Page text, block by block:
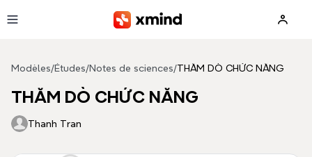
Modèles/Études/Notes de sciences/THĂM DÒ CHỨC NĂNG
THĂM DÒ CHỨC NĂNG
Thanh Tran